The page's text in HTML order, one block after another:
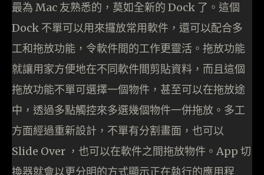
最為 Mac 友熟悉的，莫如全新的 Dock 了。這個
Dock 不單可以用來攞放常用軟件，還可以配合多
工和拖放功能，令軟件間的工作更靈活。拖放功能
就讓用家方便地在不同軟件間剪貼資料，而且這個
拖放功能不單可選擇一個物件，甚至可以在拖放途
中，透過多點觸控來多選幾個物件一併拖放。多工
方面經過重新設計，不單有分割畫面，也可以
Slide Over ，也可以在軟件之間拖放物件。App 切
換器就會以更分明的方式顯示正在執行的應用程